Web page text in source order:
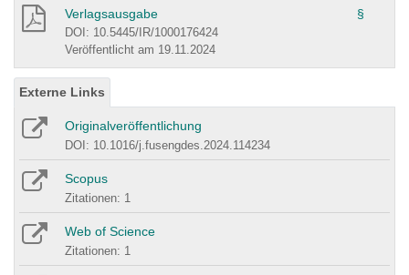
Verlagsausgabe §
DOI: 10.5445/IR/1000176424
Veröffentlicht am 19.11.2024
Externe Links
Originalveröffentlichung
DOI: 10.1016/j.fusengdes.2024.114234
Scopus
Zitationen: 1
Web of Science
Zitationen: 1